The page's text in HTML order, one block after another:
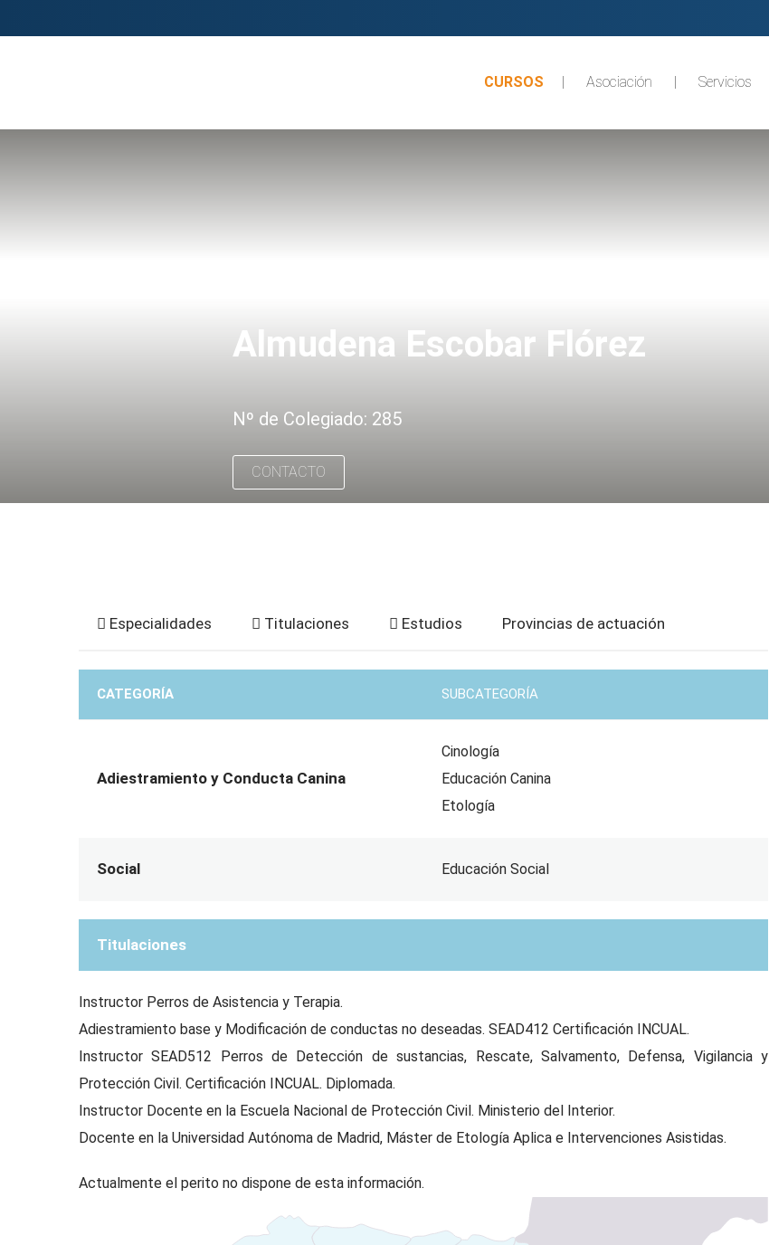
CURSOS Asociación Servicios
Almudena Escobar Flórez
Nº de Colegiado: 285
CONTACTO
Especialidades Titulaciones Estudios Provincias de actuación
CATEGORÍA SUBCATEGORÍA
Adiestramiento y Conducta Canina
Cinología
Educación Canina
Etología
Social Educación Social
Titulaciones
Instructor Perros de Asistencia y Terapia.
Adiestramiento base y Modificación de conductas no deseadas. SEAD412 Certificación INCUAL.
Instructor SEAD512 Perros de Detección de sustancias, Rescate, Salvamento, Defensa, Vigilancia y
Protección Civil. Certificación INCUAL. Diplomada.
Instructor Docente en la Escuela Nacional de Protección Civil. Ministerio del Interior.
Docente en la Universidad Autónoma de Madrid, Máster de Etología Aplica e Intervenciones Asistidas.
Actualmente el perito no dispone de esta información.